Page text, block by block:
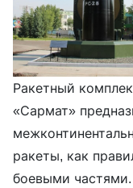
Ракетный
«Сармат»
ракеты, как
боевыми частями.